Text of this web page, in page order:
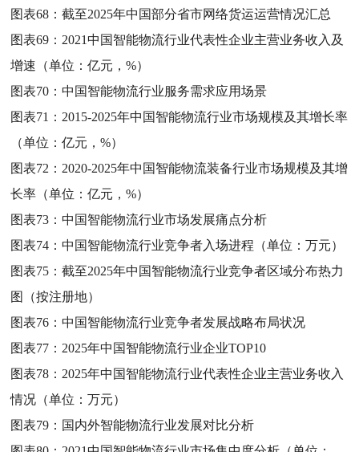
图表68：截至2025年中国部分省市网络货运运营情况汇总
图表69： 2021中国智能物流行业代表性企业主营业务收入及
增速（单位：亿元，%）
图表70：中国智能物流行业服务需求应用场景
图表71： 2015-2025年中国智能物流行业市场规模及其增长率
（单位：亿元，%）
图表72： 2020-2025年中国智能物流装备行业市场规模及其增
长率（单位：亿元，%）
图表73：中国智能物流行业市场发展痛点分析
图表74：中国智能物流行业竞争者入场进程（单位：万元）
图表75：截至2025年中国智能物流行业竞争者区域分布热力
图（按注册地）
图表76：中国智能物流行业竞争者发展战略布局状况
图表77： 2025年中国智能物流行业企业TOP10
图表78： 2025年中国智能物流行业代表性企业主营业务收入
情况（单位：万元）
图表79： 国内外智能物流行业发展对比分析